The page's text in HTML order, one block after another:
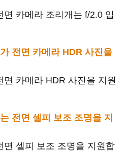
카메라 조리개는 f/2.0 입
전면 카메라 HDR 사진을
카메라 HDR 사진을 지원
전면 셀피 보조 조명을 지
면 셀피 보조 조명을 지원합